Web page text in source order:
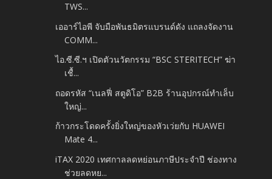
TWS...
เออาร์ไอพี จับมือพันธมิตรแบรนด์ดัง แถลงจัดงาน
COMM...
ไอ.ซี.ซี.ฯ เปิดตัวนวัตกรรม “BSC STERITECH” ฆ่า
เชื้...
ถอดรหัส “เนลฟี่ สตูดิโอ” B2B ร้านอุปกรณ์ทำเล็บ
ใหญ่...
ก้าวกระโดดครั้งยิ่งใหญ่ของหัวเว่ยกับ HUAWEI
Mate 4...
iTAX 2020 เทศกาลลดหย่อนภาษีประจำปี ช่องทาง
ช่วยลดหย...